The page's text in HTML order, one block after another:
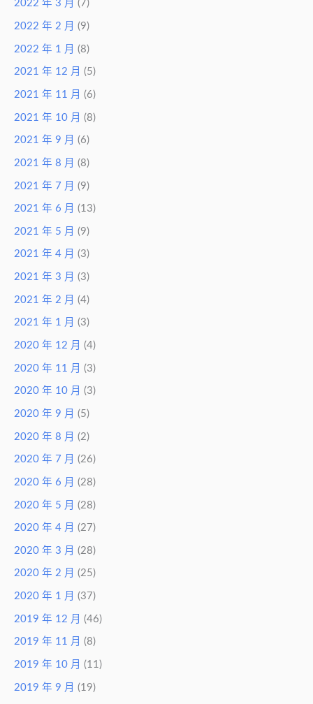
2022 年 3 月 (7)
2022 年 2 月 (9)
2022 年 1 月 (8)
2021 年 12 月 (5)
2021 年 11 月 (6)
2021 年 10 月 (8)
2021 年 9 月 (6)
2021 年 8 月 (8)
2021 年 7 月 (9)
2021 年 6 月 (13)
2021 年 5 月 (9)
2021 年 4 月 (3)
2021 年 3 月 (3)
2021 年 2 月 (4)
2021 年 1 月 (3)
2020 年 12 月 (4)
2020 年 11 月 (3)
2020 年 10 月 (3)
2020 年 9 月 (5)
2020 年 8 月 (2)
2020 年 7 月 (26)
2020 年 6 月 (28)
2020 年 5 月 (28)
2020 年 4 月 (27)
2020 年 3 月 (28)
2020 年 2 月 (25)
2020 年 1 月 (37)
2019 年 12 月 (46)
2019 年 11 月 (8)
2019 年 10 月 (11)
2019 年 9 月 (19)